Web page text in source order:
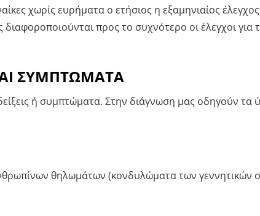
χωρίς ευρήματα ο ετήσιος η εξαμηνιαίος έλεγχος
προς το συχνότερο οι έλεγχοι για
ΣΥΜΠΤΩΜΑΤΑ
ή συμπτώματα. Στην διάγνωση μας οδηγούν τα
θηλωμάτων (κονδυλώματα των γεννητικών